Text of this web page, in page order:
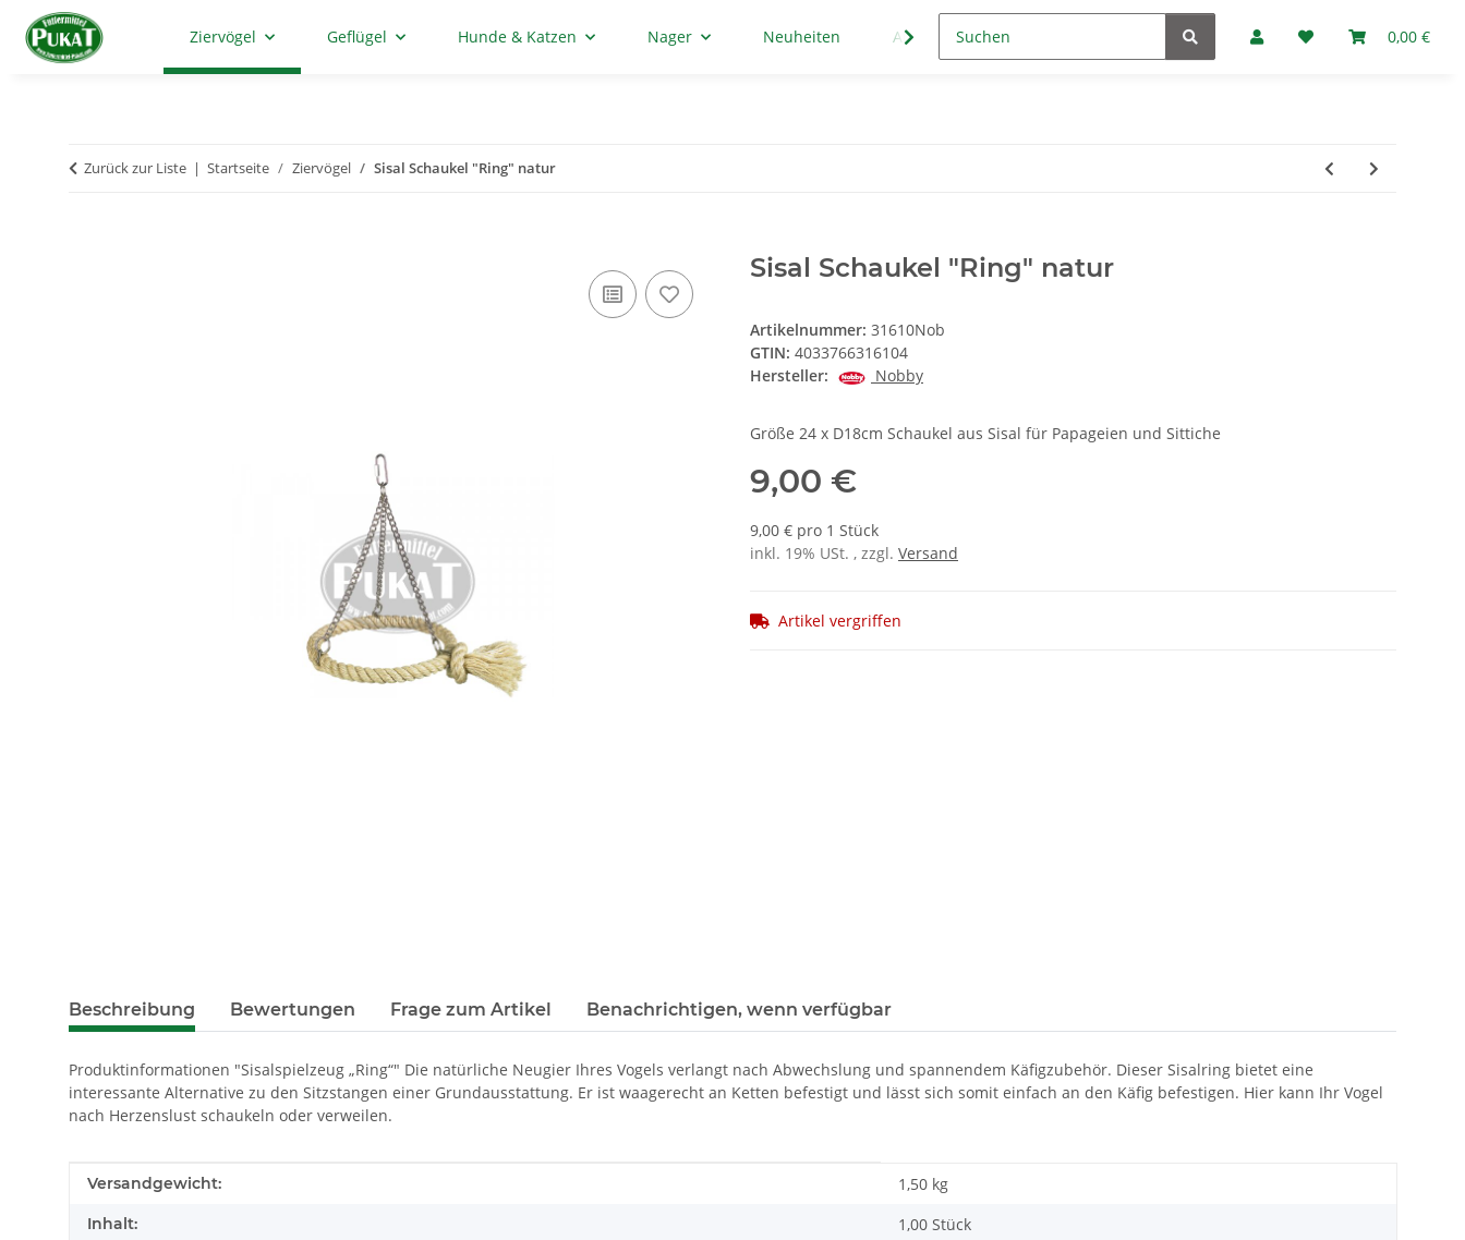
0,00 €
Ziervögel Geflügel Hunde & Katzen Nager Neuheiten Aktion Marken
Zurück zur Liste Startseite Ziervögel Sisal Schaukel "Ring" natur
Sisal Schaukel "Ring" natur
Artikelnummer: 31610Nob
GTIN: 4033766316104
Hersteller:
Nobby
Größe 24 x D18cm Schaukel aus Sisal für Papageien und Sittiche
9,00 €
9,00 € pro 1 Stück
inkl. 19% USt. , zzgl. Versand
Artikel vergriffen
Beschreibung Bewertungen Frage zum Artikel Benachrichtigen, wenn verfügbar
Produktinformationen "Sisalspielzeug „Ring“" Die natürliche Neugier Ihres Vogels verlangt nach Abwechslung und spannendem Käfigzubehör. Dieser Sisalring bietet eine
interessante Alternative zu den Sitzstangen einer Grundausstattung. Er ist waagerecht an Ketten befestigt und lässt sich somit einfach an den Käfig befestigen. Hier kann Ihr Vogel
nach Herzenslust schaukeln oder verweilen.
Produkteigenschaft
Wert
Versandgewicht: 1,50 kg
Inhalt: 1,00 Stück